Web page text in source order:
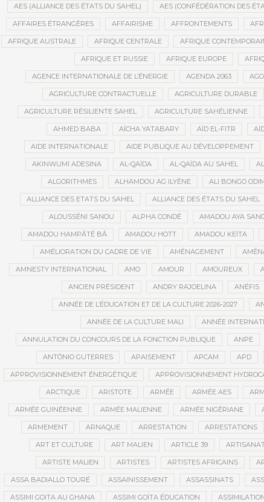
AES (ALLIANCE DES ÉTATS DU SAHEL) AES (CONFÉDÉRATION DES
AFFAIRES ÉTRANGÈRES AFFAIRISME AFFRONTEMENTS
AFRIQUE AUSTRALE AFRIQUE CENTRALE AFRIQUE
AFRIQUE ET RUSSIE AFRIQUE EUROPE
AGENCE INTERNATIONALE DE L’ÉNERGIE AGENDA 2063
AGRICULTURE CONTRACTUELLE AGRICULTURE DURABLE
AGRICULTURE RÉSILIENTE SAHEL AGRICULTURE SAHÉLIENNE
AHMED BABA AÏCHA YATABARY AÏD EL-FITR
AIDE INTERNATIONALE AIDE PUBLIQUE AU DÉVELOPPEMENT
AKINWUMI ADESINA AL-QAÏDA AL-QAÏDA AU SAHEL
ALGORITHMES ALHAMDOU AG ILYÈNE ALI BONGO
ALLIANCE DES ETATS DU SAHEL ALLIANCE DES ÉTATS DU SAHEL
ALOUSSÉNI SANOU ALPHA CONDÉ AMADOU AYA
AMADOU HAMPÂTÉ BÂ AMADOU HOTT AMADOU KEÏTA
AMÉLIORATION DU CADRE DE VIE AMÉNAGEMENT
AMNESTY INTERNATIONAL AMO AMOUR AMOUREUX
ANCIEN PRÉSIDENT ANDRY RAJOELINA ANÉFIS
ANNÉE DE L’ÉDUCATION ET DE LA CULTURE 2026-2027
ANNÉE DE LA CULTURE MALI ANNÉE
ANNULATION DU CONCOURS DE LA FONCTION PUBLIQUE ANPE
ANTÓNIO GUTERRES APAISEMENT APCAM APD
APPROVISIONNEMENT ÉNERGÉTIQUE APPROVISIONNEMENT
ARCTIQUE ARISTOTE ARMÉE ARMÉE AES
ARMÉE GUINÉENNE ARMÉE MALIENNE ARMÉE NIGÉRIANE
ARMEMENT ARNAQUE ARRESTATION ARRESTATIONS
ART ET CULTURE ART MALIEN ARTICLE 39
ARTISTE MALIEN ARTISTES ARTISTES AFRICAINS
ASSA BADIALLO TOURÉ ASSAINISSEMENT ASSASSINATS
ASSIMI GOITA AU GHANA ASSIMI GOÏTA ÉDUCATION